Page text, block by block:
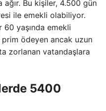
ağır. Bu kişiler, 4.500 gün
ile emekli olabiliyor.
60 yaşında emekli
ödeyen ancak uzun
zorlanan vatandaşlara
5400